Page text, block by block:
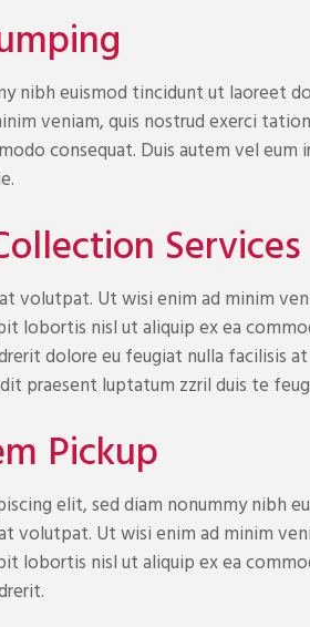
nibh euismod tincidunt ut laoreet
veniam, quis nostrud exerci
consequat. Duis autem vel
Services
volutpat. Ut wisi enim ad minim
lobortis nisl ut aliquip ex ea
dolore eu feugiat nulla facilisis
praesent luptatum zzril duis te
Pickup
elit, sed diam nonummy nibh
volutpat. Ut wisi enim ad minim
lobortis nisl ut aliquip ex ea